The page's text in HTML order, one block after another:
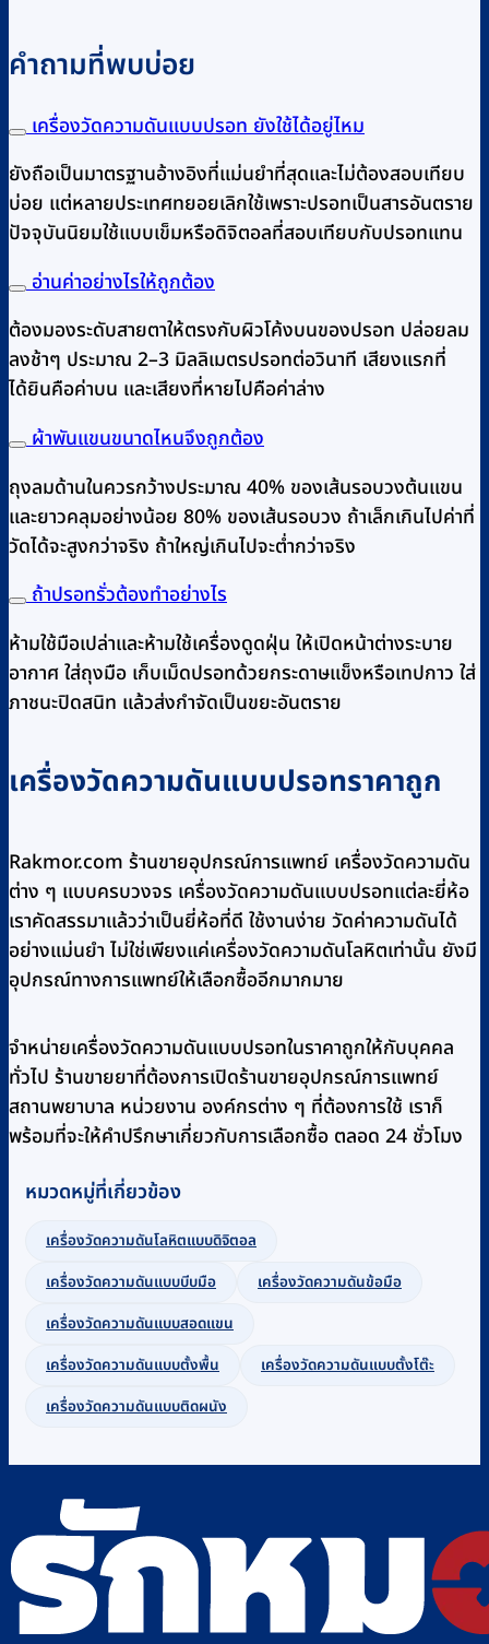
คำถามที่พบบ่อย
เครื่องวัดความดันแบบปรอท ยังใช้ได้อยู่ไหม
ยังถือเป็นมาตรฐานอ้างอิงที่แม่นยำที่สุดและไม่ต้องสอบเทียบ
บ่อย แต่หลายประเทศทยอยเลิกใช้เพราะปรอทเป็นสารอันตราย
ปัจจุบันนิยมใช้แบบเข็มหรือดิจิตอลที่สอบเทียบกับปรอทแทน
อ่านค่าอย่างไรให้ถูกต้อง
ต้องมองระดับสายตาให้ตรงกับผิวโค้งบนของปรอท ปล่อยลม
ลงช้าๆ ประมาณ 2–3 มิลลิเมตรปรอทต่อวินาที เสียงแรกที่
ได้ยินคือค่าบน และเสียงที่หายไปคือค่าล่าง
ผ้าพันแขนขนาดไหนจึงถูกต้อง
ถุงลมด้านในควรกว้างประมาณ 40% ของเส้นรอบวงต้นแขน
และยาวคลุมอย่างน้อย 80% ของเส้นรอบวง ถ้าเล็กเกินไปค่าที่
วัดได้จะสูงกว่าจริง ถ้าใหญ่เกินไปจะต่ำกว่าจริง
ถ้าปรอทรั่วต้องทำอย่างไร
ห้ามใช้มือเปล่าและห้ามใช้เครื่องดูดฝุ่น ให้เปิดหน้าต่างระบาย
อากาศ ใส่ถุงมือ เก็บเม็ดปรอทด้วยกระดาษแข็งหรือเทปกาว ใส่
ภาชนะปิดสนิท แล้วส่งกำจัดเป็นขยะอันตราย
เครื่องวัดความดันแบบปรอทราคาถูก
Rakmor.com ร้านขายอุปกรณ์การแพทย์ เครื่องวัดความดัน
ต่าง ๆ แบบครบวงจร เครื่องวัดความดันแบบปรอทแต่ละยี่ห้อ
เราคัดสรรมาแล้วว่าเป็นยี่ห้อที่ดี ใช้งานง่าย วัดค่าความดันได้
อย่างแม่นยำ ไม่ใช่เพียงแค่เครื่องวัดความดันโลหิตเท่านั้น ยังมี
อุปกรณ์ทางการแพทย์ให้เลือกซื้ออีกมากมาย
จำหน่ายเครื่องวัดความดันแบบปรอทในราคาถูกให้กับบุคคล
ทั่วไป ร้านขายยาที่ต้องการเปิดร้านขายอุปกรณ์การแพทย์
สถานพยาบาล หน่วยงาน องค์กรต่าง ๆ ที่ต้องการใช้ เราก็
พร้อมที่จะให้คำปรึกษาเกี่ยวกับการเลือกซื้อ ตลอด 24 ชั่วโมง
หมวดหมู่ที่เกี่ยวข้อง
เครื่องวัดความดันโลหิตแบบดิจิตอล
เครื่องวัดความดันแบบบีบมือ
เครื่องวัดความดันข้อมือ
เครื่องวัดความดันแบบสอดแขน
เครื่องวัดความดันแบบตั้งพื้น
เครื่องวัดความดันแบบตั้งโต๊ะ
เครื่องวัดความดันแบบติดผนัง